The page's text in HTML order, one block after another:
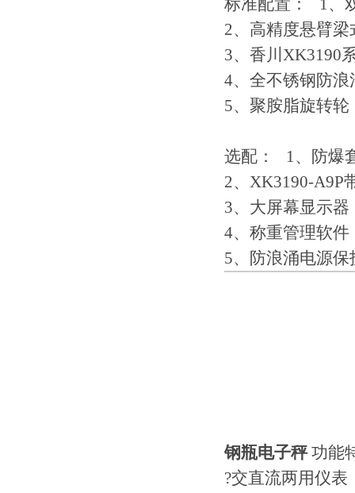
标准配置： 1、
2、高精度悬臂
3、香川XK3190
4、全不锈钢防
5、聚胺脂旋转
选配： 1、防爆
2、XK3190-A9P
3、大屏幕显示
4、称重管理软件
5、防浪涌电源保
钢瓶电子秤功能
?交直流两用仪